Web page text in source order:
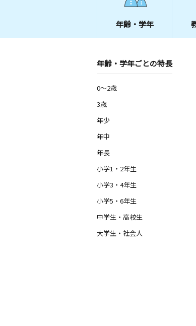
年齢・学年
年齢・学年ごとの特長
0～2歳
3歳
年少
年中
年長
小学1・2年生
小学3・4年生
小学5・6年生
中学生・高校生
大学生・社会人